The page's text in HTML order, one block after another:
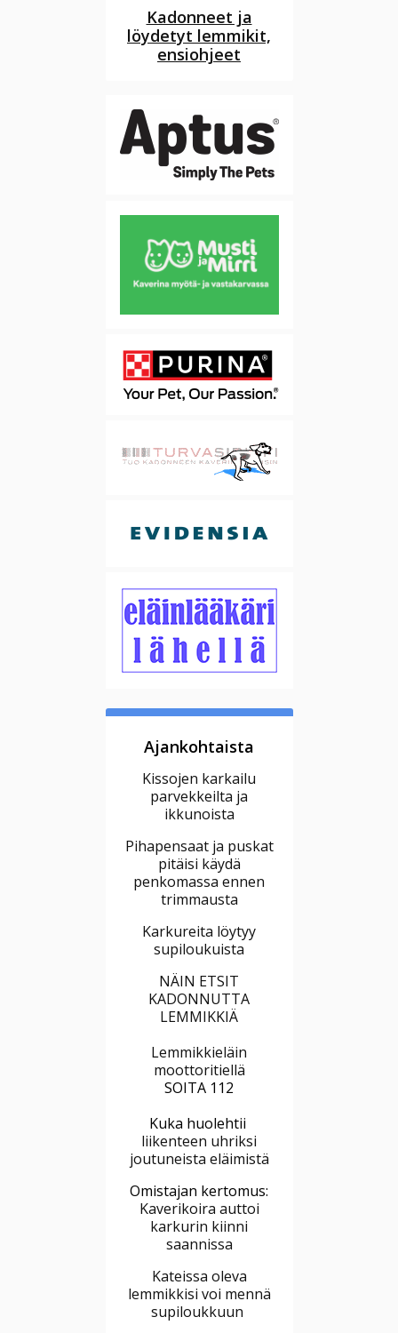
Kadonneet ja
löydetyt lemmikit,
ensiohjeet
Ajankohtaista
Kissojen karkailu
parvekkeilta ja
ikkunoista
Pihapensaat ja puskat
pitäisi käydä
penkomassa ennen
trimmausta
Karkureita löytyy
supiloukuista
NÄIN ETSIT
KADONNUTTA
LEMMIKKIÄ
Lemmikkieläin
moottoritiellä
SOITA 112
Kuka huolehtii
liikenteen uhriksi
joutuneista eläimistä
Omistajan kertomus:
Kaverikoira auttoi
karkurin kiinni
saannissa
Kateissa oleva
lemmikkisi voi mennä
supiloukkuun